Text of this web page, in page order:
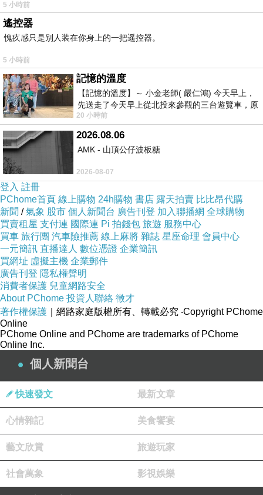
5 小時前
遙控器
愧疚感只是别人装在你身上的一把遥控器。
5 小時前
記憶的溫度
【記憶的溫度】～ 小金老師( 嚴仁鴻) 今天早上，
先送走了今天早上從北投來參觀的三台遊覽車，原
以為展場已經差不多要安靜下來，卻發
20 小時前
2026.08.06
AMK - 山頂公仔波板糖
2026-08-07
登入 註冊
PChome首頁 線上購物 24h購物 書店 露天拍賣 比比昂代購
新聞 /氣象 股市 個人新聞台 廣告刊登 加入聯播網 全球購物
買賣租屋 支付連 國際連 Pi 拍錢包 旅遊 服務中心
買車 旅行團 汽車險推薦 線上麻將 雜誌 星座命理 會員中心
一元簡訊 直播達人 數位憑證 企業簡訊
買網址 虛擬主機 企業郵件
廣告刊登 隱私權聲明
消費者保護 兒童網路安全
About PChome 投資人聯絡 徵才
著作權保護 ｜網路家庭版權所有、轉載必究 ‧Copyright PChome
Online
PChome Online and PChome are trademarks of PChome
Online Inc.
個人新聞台
快速發文 最新文章
心情雜記 美食饗宴
藝文欣賞 旅遊玩家
社會萬象 影視娛樂